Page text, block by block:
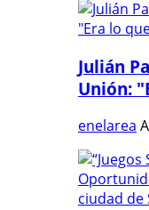
Julián
Unión:
enelarea